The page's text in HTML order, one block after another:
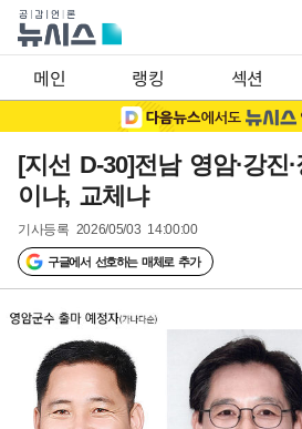
메인 랭킹 섹션
[지선 D-30]전남 영암·강진
이냐, 교체냐
기사등록 2026/05/03 14:00:00
구글에서 선호하는 매체로 추가